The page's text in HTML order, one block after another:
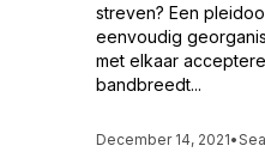
streven? Een
eenvoudig
met elkaar
bandbreedt...
December 14, 2021•